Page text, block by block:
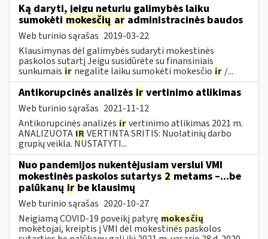
Ką daryti, jeigu neturiu galimybės laiku
sumokėti mokesčių ar administracinės baudos
Web turinio sąrašas 2019-03-22
Klausimynas dėl galimybės sudaryti mokestinės
paskolos sutartį Jeigu susidūrėte su finansiniais
sunkumais ir negalite laiku sumokėti mokesčio ir /...
Antikorupcinės analizės ir vertinimo atlikimas
Web turinio sąrašas 2021-11-12
Antikorupcinės analizės irvertinimo atlikimas 2021 m.
ANALIZUOTA IRVERTINTA SRITIS: Nuolatinių darbo
grupių veikla. NUSTATYTI...
Nuo pandemijos nukentėjusiam verslui VMI
mokestinės paskolos sutartys 2 metams –...be
palūkanų ir be klausimų
Web turinio sąrašas 2020-10-27
Neigiamą COVID-19 poveikį patyrę mokesčių
mokėtojai, kreiptis į VMI dėl mokestinės paskolos